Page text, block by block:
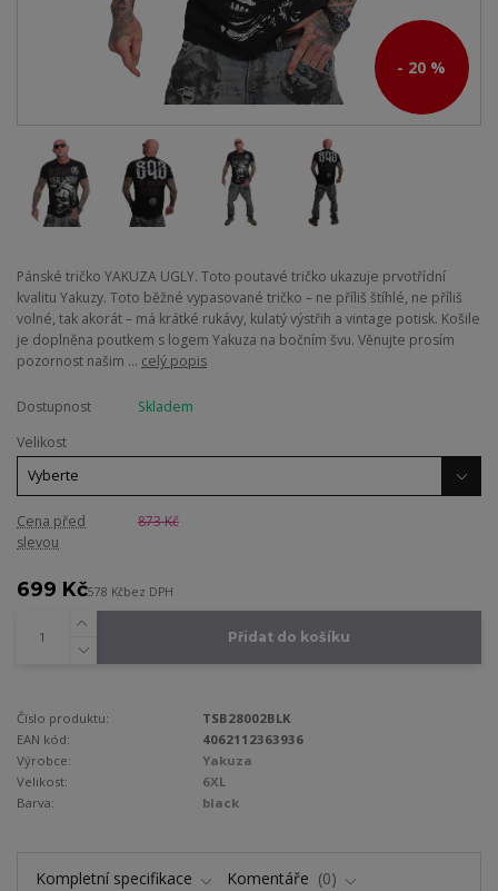
- 20 %
Pánské tričko YAKUZA UGLY. Toto poutavé tričko ukazuje prvotřídní
kvalitu Yakuzy. Toto běžné vypasované tričko – ne příliš štíhlé, ne příliš
volné, tak akorát – má krátké rukávy, kulatý výstřih a vintage potisk. Košile
je doplněna poutkem s logem Yakuza na bočním švu. Věnujte prosím
pozornost našim ... celý popis
Dostupnost
Skladem
Velikost
Cena před
slevou
873 Kč
699 Kč578 Kčbez DPH
Přidat do košíku
Číslo produktu:
TSB28002BLK
EAN kód:
4062112363936
Výrobce:
Yakuza
Velikost:
6XL
Barva:
black
Kompletní specifikace Komentáře 0